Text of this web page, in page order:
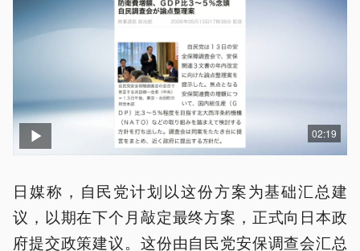
02:19
日媒称，自民党计划以这份方案为基础汇总建
议，以期在下个月敲定最终方案，正式向日本政
府提交政策建议。这份由自民党安保调查会汇总